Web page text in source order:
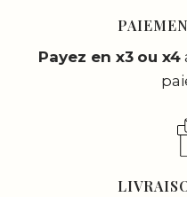
Payez en x3 ou x4